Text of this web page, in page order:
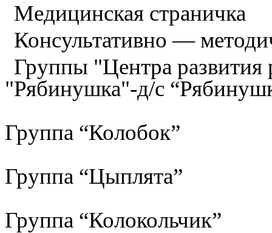
Медицинская страничка
Консультативно —
Группы "Центра развития
"Рябинушка"-д/с
Группа “Колобок”
Группа “Цыплята”
Группа “Колокольчик”